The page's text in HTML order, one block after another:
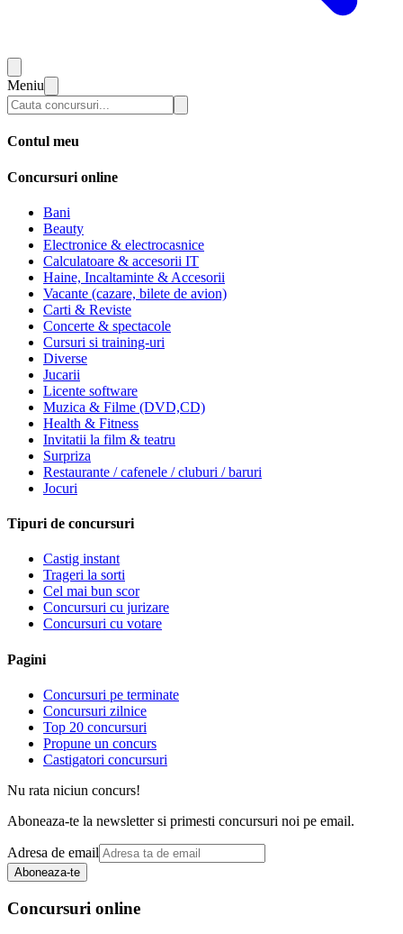
Meniu
Contul meu
Concursuri online
Bani
Beauty
Electronice & electrocasnice
Calculatoare & accesorii IT
Haine, Incaltaminte & Accesorii
Vacante (cazare, bilete de avion)
Carti & Reviste
Concerte & spectacole
Cursuri si training-uri
Diverse
Jucarii
Licente software
Muzica & Filme (DVD,CD)
Health & Fitness
Invitatii la film & teatru
Surpriza
Restaurante / cafenele / cluburi / baruri
Jocuri
Tipuri de concursuri
Castig instant
Trageri la sorti
Cel mai bun scor
Concursuri cu jurizare
Concursuri cu votare
Pagini
Concursuri pe terminate
Concursuri zilnice
Top 20 concursuri
Propune un concurs
Castigatori concursuri
Nu rata niciun concurs!
Aboneaza-te la newsletter si primesti concursuri noi pe email.
Adresa de email
Aboneaza-te
Concursuri online